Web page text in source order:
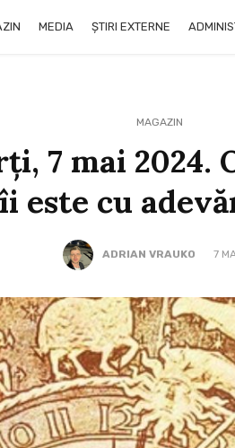
MEDIA ȘTIRI EXTERNE
MAGAZIN
7 mai 2024.
este cu
ADRIAN VRAUKO 7